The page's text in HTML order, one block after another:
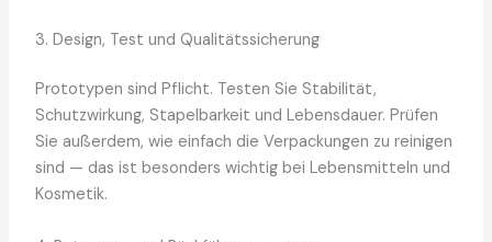
3. Design, Test und Qualitätssicherung
Prototypen sind Pflicht. Testen Sie Stabilität,
Schutzwirkung, Stapelbarkeit und Lebensdauer. Prüfen
Sie außerdem, wie einfach die Verpackungen zu reinigen
sind — das ist besonders wichtig bei Lebensmitteln und
Kosmetik.